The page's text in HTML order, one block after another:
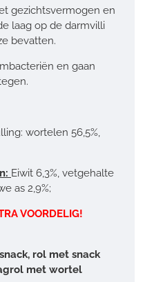
gezichtsvermogen en
laag op de darmvilli
bevatten.
en gaan
wortelen 56,5%,
Eiwit 6,3%, vetgehalte
as 2,9%;
VOORDELIG!
rol met snack
met wortel